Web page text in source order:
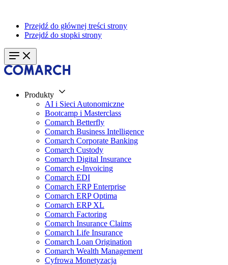
Przejdź do głównej treści strony
Przejdź do stopki strony
Produkty
AI i Sieci Autonomiczne
Bootcamp i Masterclass
Comarch Betterfly
Comarch Business Intelligence
Comarch Corporate Banking
Comarch Custody
Comarch Digital Insurance
Comarch e-Invoicing
Comarch EDI
Comarch ERP Enterprise
Comarch ERP Optima
Comarch ERP XL
Comarch Factoring
Comarch Insurance Claims
Comarch Life Insurance
Comarch Loan Origination
Comarch Wealth Management
Cyfrowa Monetyzacja